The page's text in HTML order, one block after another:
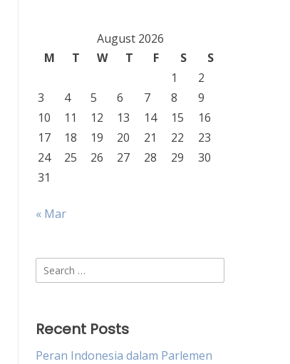
August 2026
M
T W T F S
S
1
2
3
4 5 6 7 8
9
10
11 12 13 14 15
16
17
18 19 20 21 22
23
24
25 26 27 28 29
30
31
« Mar
Search
for:
Recent Posts
Peran Indonesia dalam Parlemen